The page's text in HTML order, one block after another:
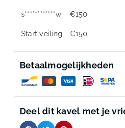
s************w €150
Start veiling
€150
Betaalmogelijkheden
Deel dit kavel met je